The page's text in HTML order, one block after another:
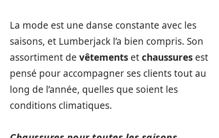
La mode est une danse constante avec les
saisons, et Lumberjack l’a bien compris. Son
assortiment de vêtements etchaussures est
pensé pour accompagner ses clients tout au
long de l’année, quelles que soient les
conditions climatiques.